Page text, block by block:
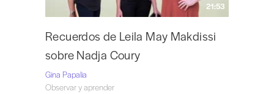
21:53
Recuerdos de Leila May Makdissi
sobre Nadja Coury
Gina Papalia
Observar y aprender